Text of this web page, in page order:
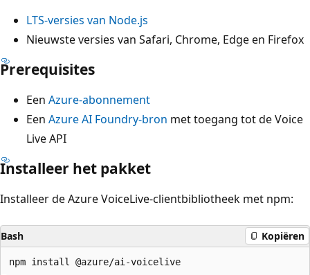
LTS-versies van Node.js
Nieuwste versies van Safari, Chrome, Edge en Firefox
Prerequisites
Een Azure-abonnement
Een Azure AI Foundry-bron met toegang tot de Voice
Live API
Installeer het pakket
Installeer de Azure VoiceLive-clientbibliotheek met npm:
Bash Kopiëren